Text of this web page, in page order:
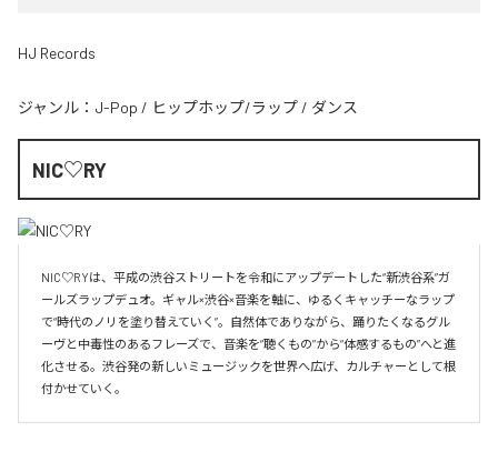
HJ Records
ジャンル： J-Pop / ヒップホップ/ラップ / ダンス
NIC♡RY
NIC♡RYは、平成の渋谷ストリートを令和にアップデートした“新渋谷系”ガ
ールズラップデュオ。ギャル×渋谷×音楽を軸に、ゆるくキャッチーなラップ
で“時代のノリを塗り替えていく”。自然体でありながら、踊りたくなるグル
ーヴと中毒性のあるフレーズで、音楽を“聴くもの”から“体感するもの”へと進
化させる。渋谷発の新しいミュージックを世界へ広げ、カルチャーとして根
付かせていく。